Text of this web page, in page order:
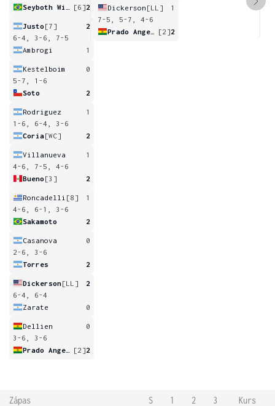
[6]2
Justo [7]
2
6-4, 3-6, 7-5
Ambrogi
1
Kestelboim
0
5-7, 1-6
Soto
2
Rodriguez
1
1-6, 6-4, 3-6
Coria[WC] 2
Villanueva
1
4-6, 7-5, 4-6
Bueno [3] 2
Roncadelli [8]
1
4-6, 6-1, 3-6
Sakamoto
2
Casanova
0
2-6, 3-6
Torres
2
Dickerson[LL]
2
6-4, 6-4
Zarate
0
Dellien
0
3-6, 3-6
[2]2
Dickerson [LL]
1
7-5, 5-7, 4-6
[2]2
Zápas S 1 2 3
Kurs